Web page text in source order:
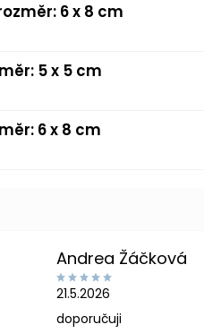
6 x 8 cm
5 x 5 cm
6 x 8 cm
Andrea Žáčková
21.5.2026
doporučuji